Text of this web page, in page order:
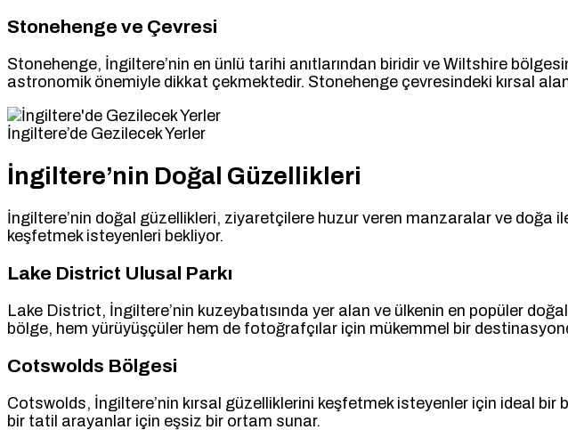
Stonehenge ve Çevresi
Stonehenge, İngiltere’nin en ünlü tarihi anıtlarından biridir ve Wiltshire
astronomik önemiyle dikkat çekmektedir. Stonehenge çevresindeki kırsal
İngiltere’de Gezilecek Yerler
İngiltere’nin Doğal Güzellikleri
İngiltere’nin doğal güzellikleri, ziyaretçilere huzur veren manzaralar ve doğa
keşfetmek isteyenleri bekliyor.
Lake District Ulusal Parkı
Lake District, İngiltere’nin kuzeybatısında yer alan ve ülkenin en popüler
bölge, hem yürüyüşçüler hem de fotoğrafçılar için mükemmel bir
Cotswolds Bölgesi
Cotswolds, İngiltere’nin kırsal güzelliklerini keşfetmek isteyenler için ideal
bir tatil arayanlar için eşsiz bir ortam sunar.